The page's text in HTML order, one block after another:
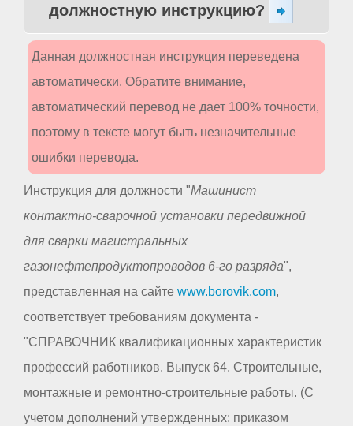
должностную инструкцию?
Данная должностная инструкция переведена
автоматически. Обратите внимание,
автоматический перевод не дает 100% точности,
поэтому в тексте могут быть незначительные
ошибки перевода.
Инструкция для должности "Машинист
контактно-сварочной установки передвижной
для сварки магистральных
газонефтепродуктопроводов 6-го разряда",
представленная на сайте www.borovik.com,
соответствует требованиям документа -
"СПРАВОЧНИК квалификационных характеристик
профессий работников. Выпуск 64. Строительные,
монтажные и ремонтно-строительные работы. (С
учетом дополнений утвержденных: приказом